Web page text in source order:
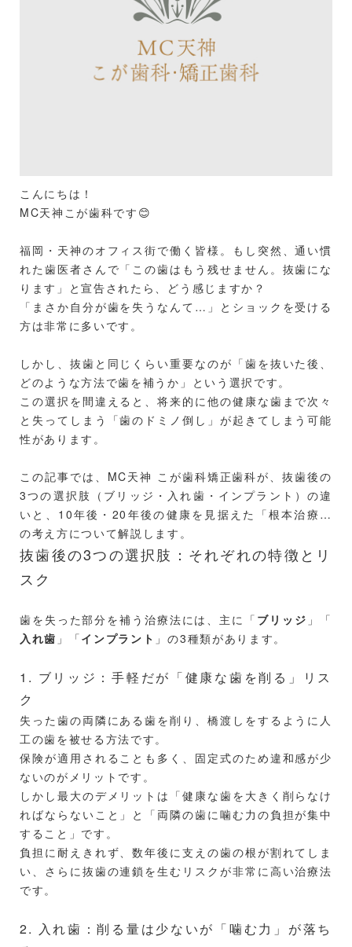
こんにちは！
MC天神こが歯科です😊
福岡・天神のオフィス街で働く皆様。もし突然、通い慣
れた歯医者さんで「この歯はもう残せません。抜歯にな
ります」と宣告されたら、どう感じますか？
「まさか自分が歯を失うなんて…」とショックを受ける
方は非常に多いです。
しかし、抜歯と同じくらい重要なのが「歯を抜いた後、
どのような方法で歯を補うか」という選択です。
この選択を間違えると、将来的に他の健康な歯まで次々
と失ってしまう「歯のドミノ倒し」が起きてしまう可能
性があります。
この記事では、MC天神 こが歯科矯正歯科が、抜歯後の
3つの選択肢（ブリッジ・入れ歯・インプラント）の違
いと、10年後・20年後の健康を見据えた「根本治療」
の考え方について解説します。
抜歯後の3つの選択肢：それぞれの特徴とリ
スク
歯を失った部分を補う治療法には、主に「 ブリッジ 」「
入れ歯 」「インプラント 」の3種類があります。
1. ブリッジ：手軽だが「健康な歯を削る」リス
ク
失った歯の両隣にある歯を削り、橋渡しをするように人
工の歯を被せる方法です。
保険が適用されることも多く、固定式のため違和感が少
ないのがメリットです。
しかし最大のデメリットは「健康な歯を大きく削らなけ
ればならないこと」と「両隣の歯に噛む力の負担が集中
すること」です。
負担に耐えきれず、数年後に支えの歯の根が割れてしま
い、さらに抜歯の連鎖を生むリスクが非常に高い治療法
です。
2. 入れ歯：削る量は少ないが「噛む力」が落ち